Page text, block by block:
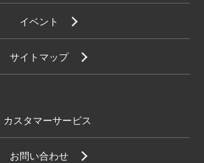
イベント
サイトマップ
カスタマーサービス
お問い合わせ